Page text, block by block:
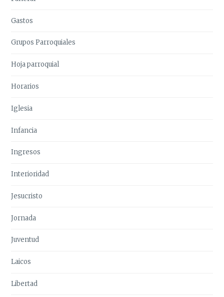
Gastos
Grupos Parroquiales
Hoja parroquial
Horarios
Iglesia
Infancia
Ingresos
Interioridad
Jesucristo
Jornada
Juventud
Laicos
Libertad